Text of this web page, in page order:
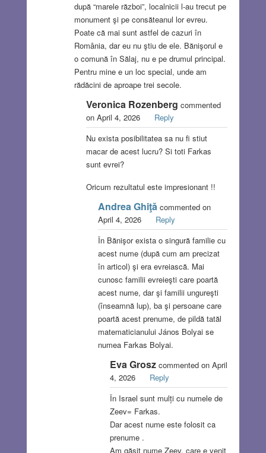
după “marele război”, localnicii l-au trecut pe
monument şi pe consăteanul lor evreu.
Poate că mai sunt astfel de cazuri în
România, dar eu nu ştiu de ele. Bănişorul e
o comună în Sălaj, nu e pe drumul principal.
Pentru mine e un loc special, unde am
rădăcini de aproape trei secole.
Veronica Rozenberg commented
on April 4, 2026
Reply
Nu exista posibilitatea sa nu fi stiut
macar de acest lucru? Si toti Farkas
sunt evrei?
Oricum rezultatul este impresionant !!
Andrea Ghiţăcommented on
April 4, 2026
Reply
În Bănişor exista o singură familie cu
acest nume (după cum am precizat
în articol) şi era evreiască. Mai
cunosc familii evreieşti care poartă
acest nume, dar şi familii ungureşti
(înseamnă lup), ba şi persoane care
poartă acest prenume, de pildă tatăl
matematicianului János Bolyai se
numea Farkas Bolyai.
Eva Groszcommented on April
4, 2026
Reply
În Israel sunt mulți cu numele de
Zeev= Farkas.
Dar acest nume este folosit ca
prenume .
Am găsit nume Zeev, care e venit